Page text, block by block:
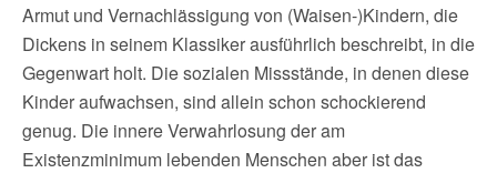
Armut und Vernachlässigung von (Waisen-)Kindern, die
Dickens in seinem Klassiker ausführlich beschreibt, in die
Gegenwart holt. Die sozialen Missstände, in denen diese
Kinder aufwachsen, sind allein schon schockierend
genug. Die innere Verwahrlosung der am
Existenzminimum lebenden Menschen aber ist das